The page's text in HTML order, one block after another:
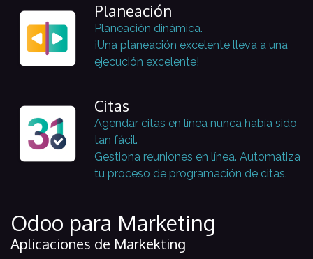
Planeación
Planeación dinámica.
¡Una planeación excelente lleva a una
ejecución excelente!
Citas
Agendar citas en línea nunca había sido
tan fácil.
Gestiona reuniones en línea. Automatiza
tu proceso de programación de citas.
Odoo para Marketing
Aplicaciones de Markekting